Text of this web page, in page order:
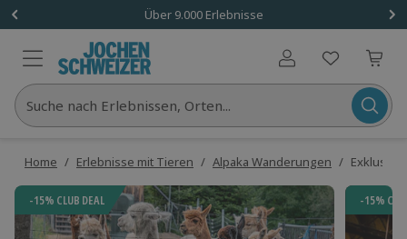
Über 9.000 Erlebnisse
Benutzerkonto
Suche nach Erlebnissen, Orten...
Home / Erlebnisse mit Tieren / Alpaka Wanderungen / Exklusive
-15% CLUB DEAL -15%